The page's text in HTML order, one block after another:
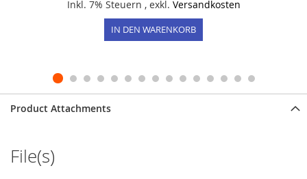
Inkl. 7% Steuern , exkl. Versandkosten
IN DEN WARENKORB
Product Attachments
File(s)